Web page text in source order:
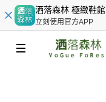
洒落森林 極緻鞋館
立刻使用官方APP